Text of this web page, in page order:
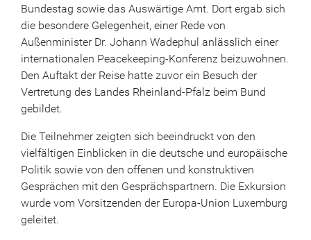
Bundestag sowie das Auswärtige Amt. Dort ergab sich
die besondere Gelegenheit, einer Rede von
Außenminister Dr. Johann Wadephul anlässlich einer
internationalen Peacekeeping-Konferenz beizuwohnen.
Den Auftakt der Reise hatte zuvor ein Besuch der
Vertretung des Landes Rheinland-Pfalz beim Bund
gebildet.
Die Teilnehmer zeigten sich beeindruckt von den
vielfältigen Einblicken in die deutsche und europäische
Politik sowie von den offenen und konstruktiven
Gesprächen mit den Gesprächspartnern. Die Exkursion
wurde vom Vorsitzenden der Europa-Union Luxemburg
geleitet.